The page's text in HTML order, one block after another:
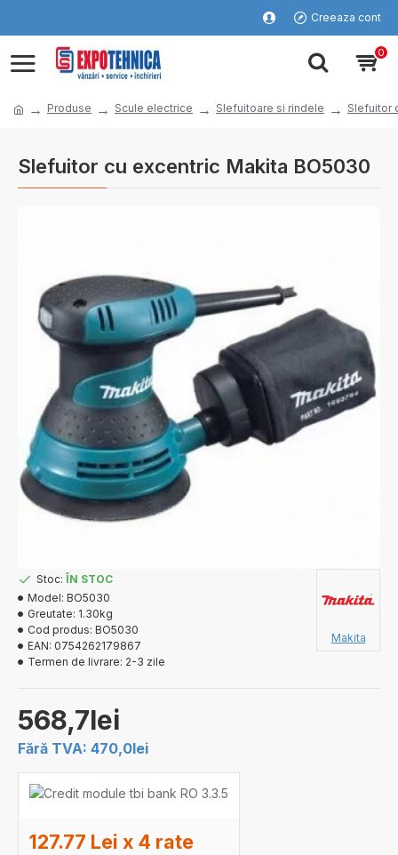
Creeaza cont
0
Produse Scule electrice Slefuitoare si rindele Slefuitor
Slefuitor cu excentric Makita BO5030
568,7lei
Fără TVA: 470,0lei
Stoc: ÎN STOC
Model: BO5030
Greutate: 1.30kg
Cod produs: BO5030
EAN: 0754262179867
Termen de livrare: 2-3 zile
Makita
127.77 Lei x 4 rate